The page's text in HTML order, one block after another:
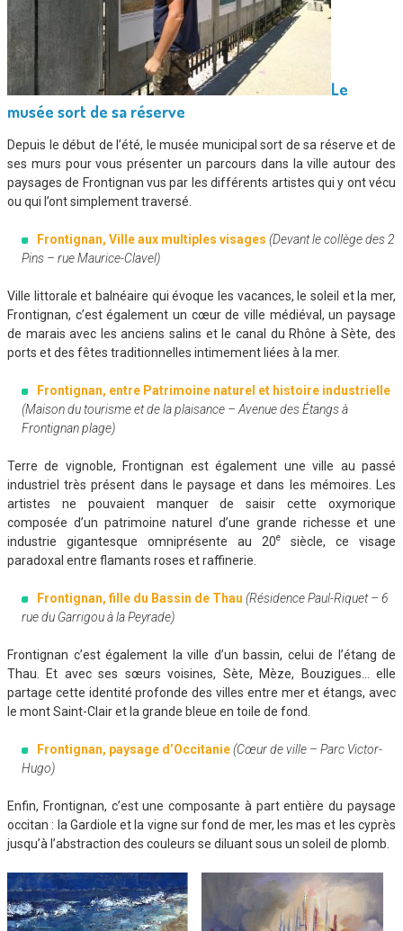
Le
musée sort de sa réserve
Depuis le début de l’été, le musée municipal sort de sa réserve et de
ses murs pour vous présenter un parcours dans la ville autour des
paysages de Frontignan vus par les différents artistes qui y ont vécu
ou qui l’ont simplement traversé.
Frontignan, Ville aux multiples visages (Devant le collège des 2
Pins – rue Maurice-Clavel)
Ville littorale et balnéaire qui évoque les vacances, le soleil et la mer,
Frontignan, c’est également un cœur de ville médiéval, un paysage
de marais avec les anciens salins et le canal du Rhône à Sète, des
ports et des fêtes traditionnelles intimement liées à la mer.
Frontignan, entre Patrimoine naturel et histoire industrielle
(Maison du tourisme et de la plaisance – Avenue des Étangs à
Frontignan plage)
Terre de vignoble, Frontignan est également une ville au passé
industriel très présent dans le paysage et dans les mémoires. Les
artistes ne pouvaient manquer de saisir cette oxymorique
composée d’un patrimoine naturel d’une grande richesse et une
industrie gigantesque omniprésente au 20e
siècle, ce visage
paradoxal entre flamants roses et raffinerie.
Frontignan, fille du Bassin de Thau (Résidence Paul-Riquet – 6
rue du Garrigou à la Peyrade)
Frontignan c’est également la ville d’un bassin, celui de l’étang de
Thau. Et avec ses sœurs voisines, Sète, Mèze, Bouzigues… elle
partage cette identité profonde des villes entre mer et étangs, avec
le mont Saint-Clair et la grande bleue en toile de fond.
Frontignan, paysage d’Occitanie(Cœur de ville – Parc Victor-
Hugo)
Enfin, Frontignan, c’est une composante à part entière du paysage
occitan : la Gardiole et la vigne sur fond de mer, les mas et les cyprès
jusqu’à l’abstraction des couleurs se diluant sous un soleil de plomb.